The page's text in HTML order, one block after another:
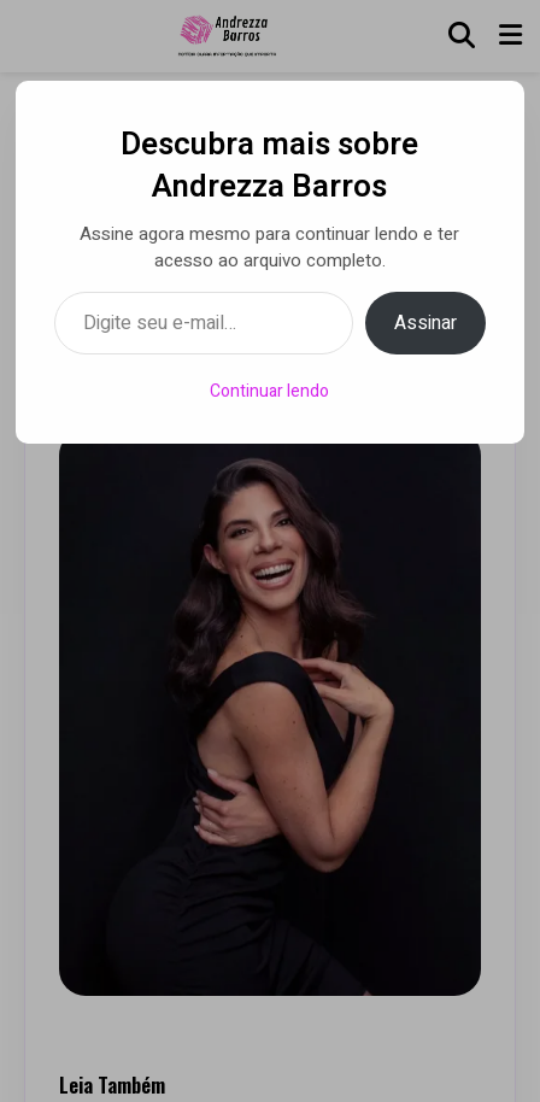
Carolla Parmejano
concorre ao “Oscar da
dublagem” no Society of
Voice and Arts of Science
Por Andrezza Barros• 20 nov 2020
Leia Também
Descubra mais sobre
Andrezza Barros
Assine agora mesmo para continuar lendo e ter
acesso ao arquivo completo.
Digite seu e-mail…
Assinar
Continuar lendo